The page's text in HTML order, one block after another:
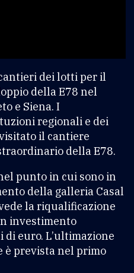
dei lotti per il
della E78 nel
e Siena. I
regionali e dei
il cantiere
della E78.
punto in cui sono in
della galleria Casal
la riqualificazione
investimento
euro. L’ultimazione
è prevista nel primo